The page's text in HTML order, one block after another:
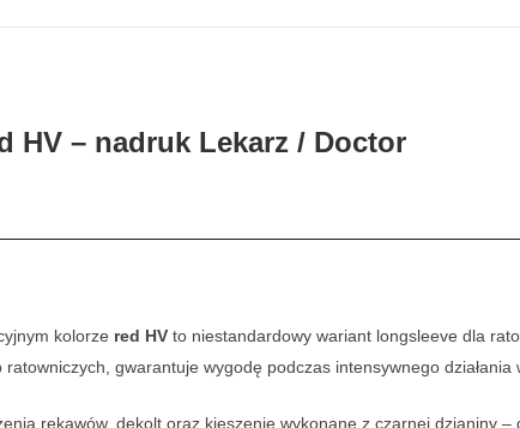
HV – nadruk Lekarz / Doctor
kolorze red HV to niestandardowy wariant longsleeve dla
gwarantuje wygodę podczas intensywnego działania
rękawów, dekolt oraz kieszenie wykonane z czarnej dzianiny –